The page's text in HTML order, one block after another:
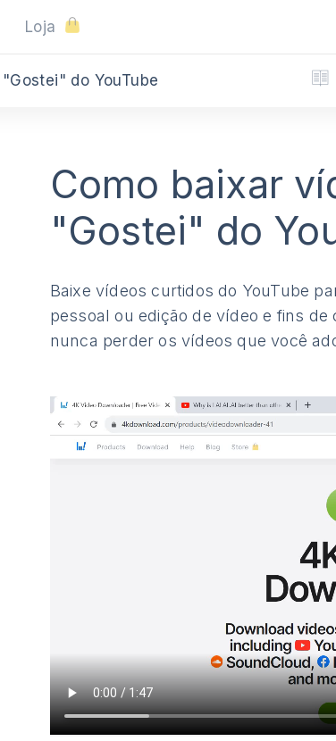
Loja
do YouTube
Como baixar
"Gostei" do
Baixe vídeos curtidos do YouTube
pessoal ou edição de vídeo e fins
nunca perder os vídeos que você